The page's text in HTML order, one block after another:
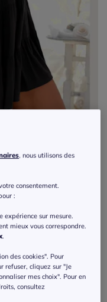
col V et
, nous utilisons des
consentement.
:
expérience sur mesure.
mieux vous correspondre.
.
des cookies". Pour
refuser, cliquez sur "Je
mes choix". Pour en
consultez